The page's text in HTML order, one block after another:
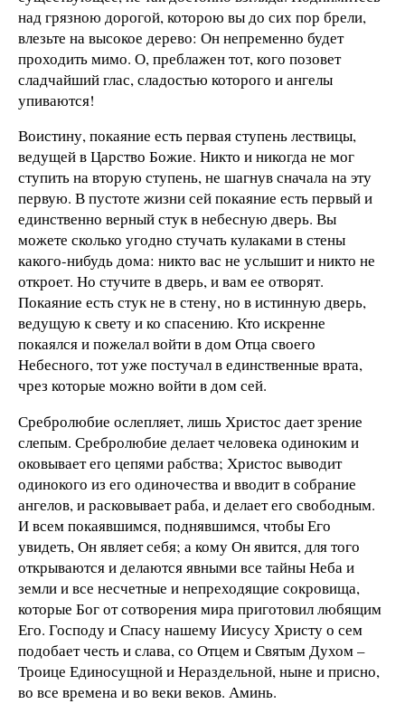
над грязною дорогой, которою вы до сих пор брели,
влезьте на высокое дерево: Он непременно будет
проходить мимо. О, преблажен тот, кого позовет
сладчайший глас, сладостью которого и ангелы
упиваются!
Воистину, покаяние есть первая ступень лествицы,
ведущей в Царство Божие. Никто и никогда не мог
ступить на вторую ступень, не шагнув сначала на эту
первую. В пустоте жизни сей покаяние есть первый и
единственно верный стук в небесную дверь. Вы
можете сколько угодно стучать кулаками в стены
какого-нибудь дома: никто вас не услышит и никто не
откроет. Но стучите в дверь, и вам ее отворят.
Покаяние есть стук не в стену, но в истинную дверь,
ведущую к свету и ко спасению. Кто искренне
покаялся и пожелал войти в дом Отца своего
Небесного, тот уже постучал в единственные врата,
чрез которые можно войти в дом сей.
Сребролюбие ослепляет, лишь Христос дает зрение
слепым. Сребролюбие делает человека одиноким и
оковывает его цепями рабства; Христос выводит
одинокого из его одиночества и вводит в собрание
ангелов, и расковывает раба, и делает его свободным.
И всем покаявшимся, поднявшимся, чтобы Его
увидеть, Он являет себя; а кому Он явится, для того
открываются и делаются явными все тайны Неба и
земли и все несчетные и непреходящие сокровища,
которые Бог от сотворения мира приготовил любящим
Его. Господу и Спасу нашему Иисусу Христу о сем
подобает честь и слава, со Отцем и Святым Духом –
Троице Единосущной и Нераздельной, ныне и присно,
во все времена и во веки веков. Аминь.